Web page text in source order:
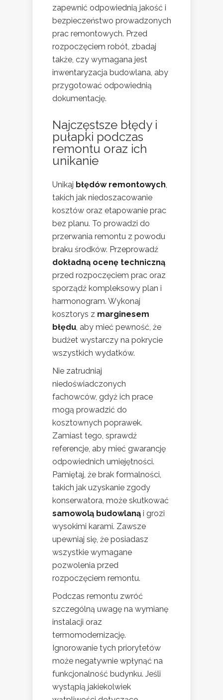
zapewnić odpowiednią jakość i
bezpieczeństwo prowadzonych
prac remontowych. Przed
rozpoczęciem robót, zbadaj
także, czy wymagana jest
inwentaryzacja budowlana, aby
przygotować odpowiednią
dokumentację.
Najczęstsze błędy i
pułapki podczas
remontu oraz ich
unikanie
Unikaj błędów remontowych
takich jak niedoszacowanie
kosztów oraz etapowanie prac
bez planu. To prowadzi do
przerwania remontu z powodu
braku środków. Przeprowadź
dokładną ocenę techniczną
przed rozpoczęciem prac oraz
sporządź kompleksowy plan i
harmonogram. Wykonaj
kosztorys z marginesem
błędu , aby mieć pewność, że
budżet wystarczy na pokrycie
wszystkich wydatków.
Nie zatrudniaj
niedoświadczonych
fachowców, gdyż ich prace
mogą prowadzić do
kosztownych poprawek.
Zamiast tego, sprawdź
referencje, aby mieć gwarancję
odpowiednich umiejętności.
Pamiętaj, że brak formalności,
takich jak uzyskanie zgody
konserwatora, może skutkować
samowolą budowlaną i grozi
wysokimi karami. Zawsze
upewniaj się, że posiadasz
wszystkie wymagane
pozwolenia przed
rozpoczęciem remontu.
Podczas remontu zwróć
szczególną uwagę na wymianę
instalacji oraz
termomodernizację.
Ignorowanie tych priorytetów
może negatywnie wpłynąć na
funkcjonalność budynku. Jeśli
wystąpią jakiekolwiek